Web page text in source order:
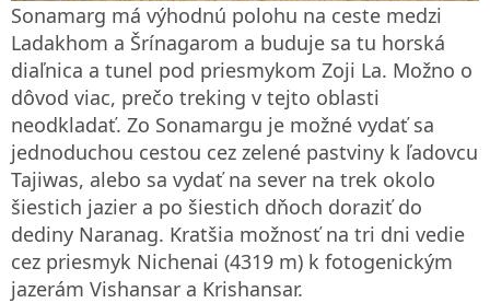
Sonamarg má výhodnú polohu na ceste medzi
Ladakhom a Šrínagarom a buduje sa tu horská
diaľnica a tunel pod priesmykom Zoji La. Možno o
dôvod viac, prečo treking v tejto oblasti
neodkladať. Zo Sonamargu je možné vydať sa
jednoduchou cestou cez zelené pastviny k ľadovcu
Tajiwas, alebo sa vydať na sever na trek okolo
šiestich jazier a po šiestich dňoch doraziť do
dediny Naranag. Kratšia možnosť na tri dni vedie
cez priesmyk Nichenai (4319 m) k fotogenickým
jazerám Vishansar a Krishansar.